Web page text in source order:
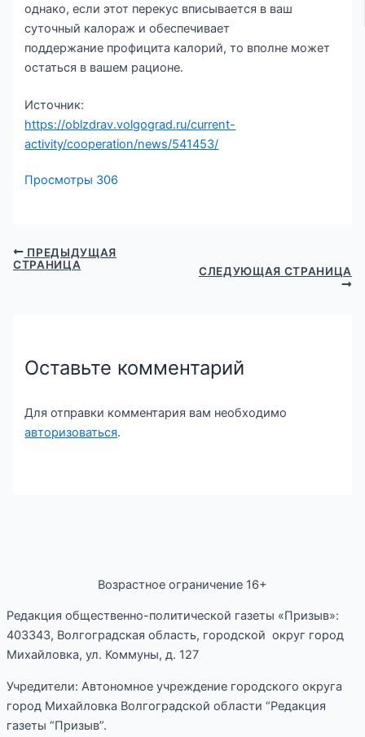
однако, если этот перекус вписывается в ваш
суточный калораж и обеспечивает
поддержание профицита калорий, то вполне может
остаться в вашем рационе.
Источник:
https://oblzdrav.volgograd.ru/current-
activity/cooperation/news/541453/
Просмотры 306
ПРЕДЫДУЩАЯ
СТРАНИЦА
СЛЕДУЮЩАЯ СТРАНИЦА
Оставьте комментарий
Для отправки комментария вам необходимо
авторизоваться.
Возрастное ограничение 16+
Редакция общественно-политической газеты «Призыв»:
403343, Волгоградская область, городской округ город
Михайловка, ул. Коммуны, д. 127
Учредители: Автономное учреждение городского округа
город Михайловка Волгоградской области “Редакция
газеты “Призыв”.